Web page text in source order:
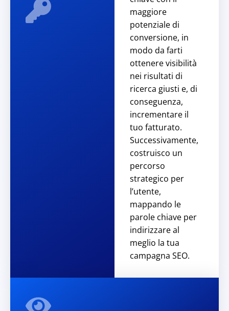
maggiore
potenziale di
conversione, in
modo da farti
ottenere visibilità
nei risultati di
ricerca giusti e, di
conseguenza,
incrementare il
tuo fatturato.
Successivamente,
costruisco un
percorso
strategico per
l’utente,
mappando le
parole chiave per
indirizzare al
meglio la tua
campagna SEO.